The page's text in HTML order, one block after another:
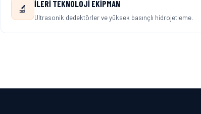
🔬 İLERI TEKNOLOJI EKIPMAN
Ultrasonik dedektörler ve yüksek basınçlı hidrojetleme.